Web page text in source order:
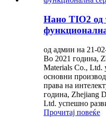
Нано TIO2 од
од админ на 21-
Во 2021 година,
Materials Co., Ltd.
основни
права на
година, Zhejiang
Ltd. успешно
Прочитај повеќе